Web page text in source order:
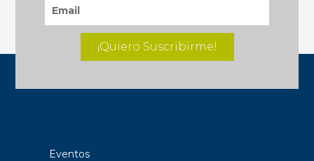
¡Quiero Suscribirme!
Eventos